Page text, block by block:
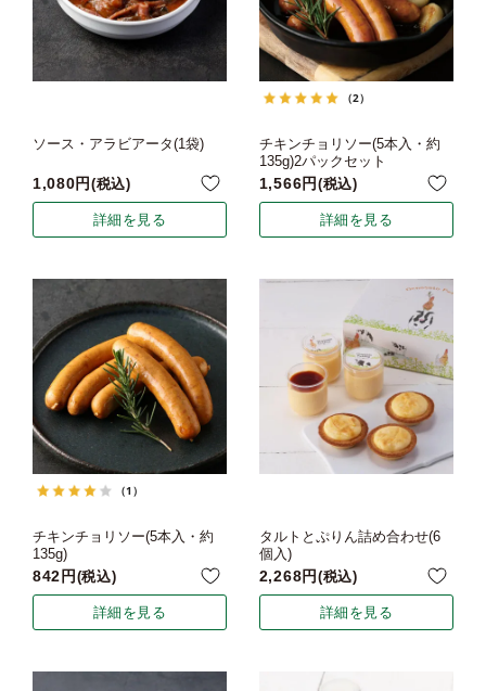
ソース・アラビアータ(1袋)
1,080 税込
詳細を見る
（2）
チキンチョリソー(5本入・約
135g)2パックセット
1,566 税込
詳細を見る
（1）
チキンチョリソー(5本入・約
135g)
842 税込
詳細を見る
タルトとぷりん詰め合わせ(6
個入)
2,268 税込
詳細を見る